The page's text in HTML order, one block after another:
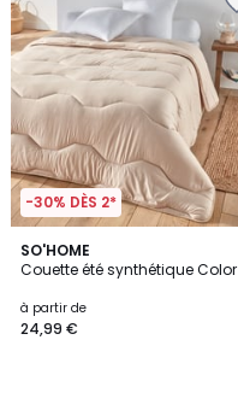
-30% DÈS 2*
SO'HOME
Couette été synthétique Color
à partir de
24,99 €
4,2
/ 5
3
Couleurs